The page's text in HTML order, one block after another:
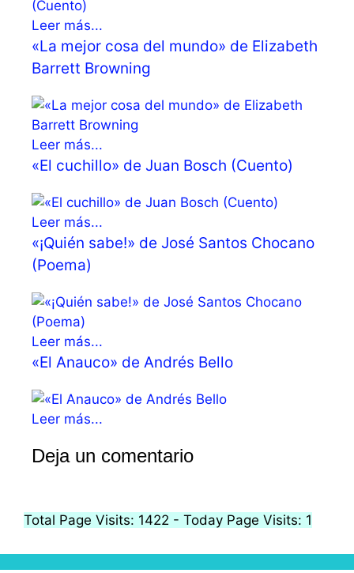
Leer más...
«La mejor cosa del mundo» de Elizabeth
Barrett Browning
Leer más...
«El cuchillo» de Juan Bosch (Cuento)
Leer más...
«¡Quién sabe!» de José Santos Chocano
(Poema)
Leer más...
«El Anauco» de Andrés Bello
Leer más...
Deja un comentario
Total Page Visits: 1422 - Today Page Visits: 1